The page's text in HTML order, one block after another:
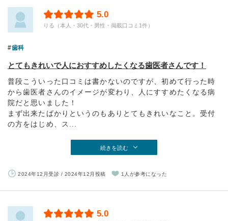
5.0
りる（本人・30代・男性・掲載口コミ1件）
歯科
とてもきれいで人におすすめしたくなる歯医者さんです！
普段こういった口コミは書かないのですが、初めて行った時
から歯医者さんのイメージが変わり、人にすすめたくなる病
院だと思いました！
まず出来たばかりというのもありとてもきれいなこと。受付
の方をはじめ、ス...
続きを読む
2024年12月受診 / 2024年12月投稿 1人が参考になった
5.0